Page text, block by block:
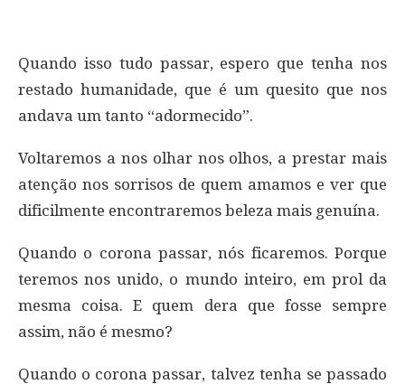
Quando isso tudo passar, espero que tenha nos
restado humanidade, que é um quesito que nos
andava um tanto “adormecido”.
Voltaremos a nos olhar nos olhos, a prestar mais
atenção nos sorrisos de quem amamos e ver que
dificilmente encontraremos beleza mais genuína.
Quando o corona passar, nós ficaremos. Porque
teremos nos unido, o mundo inteiro, em prol da
mesma coisa. E quem dera que fosse sempre
assim, não é mesmo?
Quando o corona passar, talvez tenha se passado